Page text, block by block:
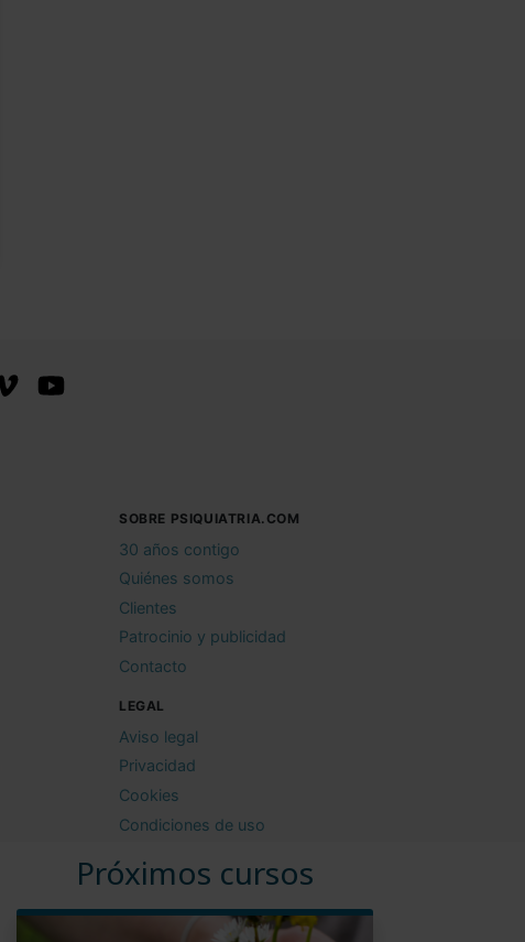
Próximos cursos
SOBRE PSIQUIATRIA.COM
30 años contigo
Quiénes somos
Clientes
Patrocinio y publicidad
Contacto
LEGAL
Aviso legal
Privacidad
Cookies
Condiciones de uso